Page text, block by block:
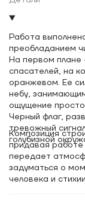
Работа
преобладанием
На первом плане
спасателей, на
оранжевом. Ее
небу,
ощущение
Черный флаг,
тревожный
голубизной
Композиция
придавая работе
передает
задуматься о
человека и